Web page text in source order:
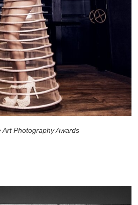
Photography Awards